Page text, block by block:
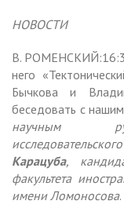
НОВОСТИ
В.
него
Бычкова и
беседовать с
научным
Карацуба,
факультета
имени Ломоносова.